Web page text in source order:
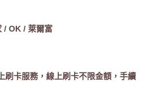
/ OK / 萊爾富
刷卡服務，線上刷卡不限金額，手續